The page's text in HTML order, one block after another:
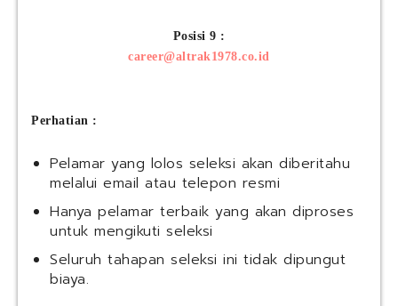
Posisi 9 :
career@altrak1978.co.id
Perhatian :
Pelamar yang lolos seleksi akan diberitahu
melalui email atau telepon resmi
Hanya pelamar terbaik yang akan diproses
untuk mengikuti seleksi
Seluruh tahapan seleksi ini tidak dipungut
biaya.